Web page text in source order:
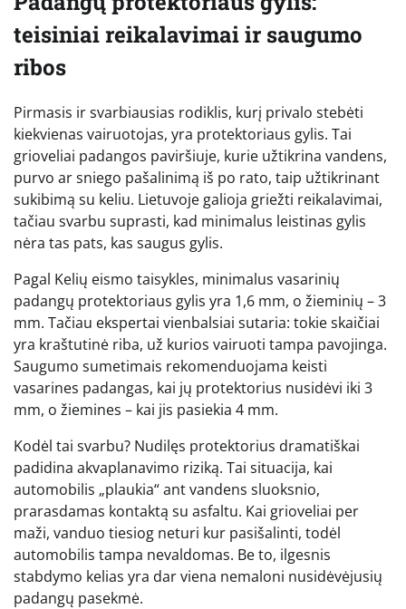
teisiniai reikalavimai ir saugumo
ribos
Pirmasis ir svarbiausias rodiklis, kurį privalo stebėti
kiekvienas vairuotojas, yra protektoriaus gylis. Tai
grioveliai padangos paviršiuje, kurie užtikrina vandens,
purvo ar sniego pašalinimą iš po rato, taip užtikrinant
sukibimą su keliu. Lietuvoje galioja griežti reikalavimai,
tačiau svarbu suprasti, kad minimalus leistinas gylis
nėra tas pats, kas saugus gylis.
Pagal Kelių eismo taisykles, minimalus vasarinių
padangų protektoriaus gylis yra 1,6 mm, o žieminių – 3
mm. Tačiau ekspertai vienbalsiai sutaria: tokie skaičiai
yra kraštutinė riba, už kurios vairuoti tampa pavojinga.
Saugumo sumetimais rekomenduojama keisti
vasarines padangas, kai jų protektorius nusidėvi iki 3
mm, o žiemines – kai jis pasiekia 4 mm.
Kodėl tai svarbu? Nudilęs protektorius dramatiškai
padidina akvaplanavimo riziką. Tai situacija, kai
automobilis „plaukia“ ant vandens sluoksnio,
prarasdamas kontaktą su asfaltu. Kai grioveliai per
maži, vanduo tiesiog neturi kur pasišalinti, todėl
automobilis tampa nevaldomas. Be to, ilgesnis
stabdymo kelias yra dar viena nemaloni nusidėvėjusių
padangų pasekmė.